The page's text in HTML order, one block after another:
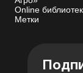
Online
Метки